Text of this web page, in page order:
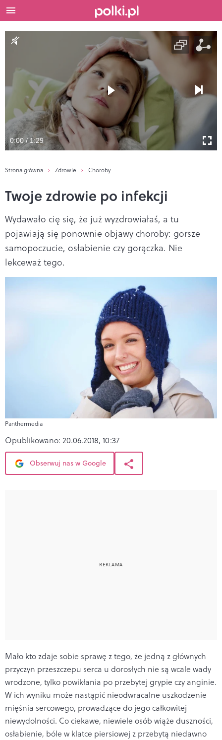
0:00 / 1:29
Strona główna Zdrowie Choroby
Twoje zdrowie po infekcji
Wydawało cię się, że już wyzdrowiałaś, a tu
pojawiają się ponownie objawy choroby: gorsze
samopoczucie, osłabienie czy gorączka. Nie
lekceważ tego.
Panthermedia
Opublikowano: 20.06.2018, 10:37
Obserwuj nas w Google
Mało kto zdaje sobie sprawę z tego, że jedną z głównych
przyczyn przeszczepu serca u dorosłych nie są wcale wady
wrodzone, tylko powikłania po przebytej grypie czy anginie.
W ich wyniku może nastąpić nieodwracalne uszkodzenie
mięśnia sercowego, prowadzące do jego całkowitej
niewydolności. Co ciekawe, niewiele osób wiąże duszności,
osłabienie, bóle w klatce piersiowej z przebytą niedawno